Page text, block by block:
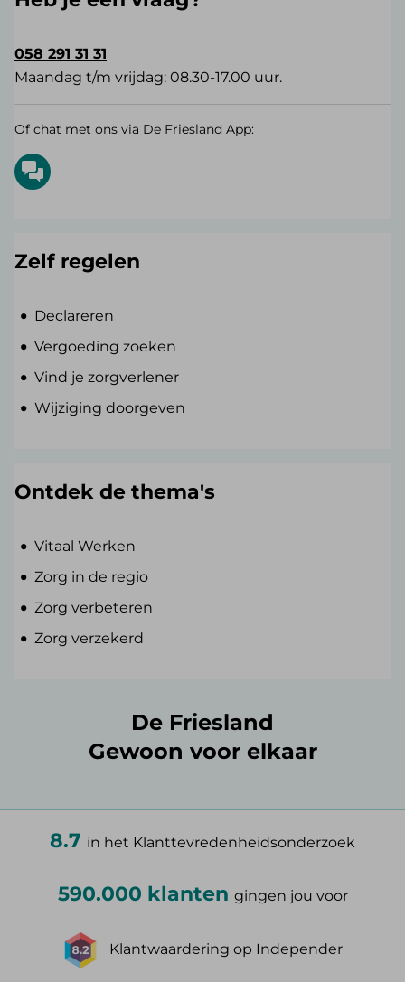
058 291 31 31
Maandag t/m vrijdag: 08.30-17.00 uur.
Of chat met ons via De Friesland App:
Zelf regelen
Declareren
Vergoeding zoeken
Vind je zorgverlener
Wijziging doorgeven
Ontdek de thema's
Vitaal Werken
Zorg in de regio
Zorg verbeteren
Zorg verzekerd
De Friesland
Gewoon voor elkaar
8.7 in het Klanttevredenheidsonderzoek
590.000 klanten gingen jou voor
Klantwaardering op Independer